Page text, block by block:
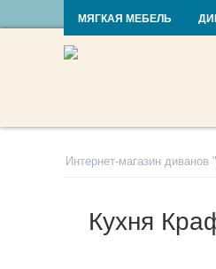
RU UA
МЯГКАЯ МЕБЕЛЬ
Интернет-магазин
Кухня